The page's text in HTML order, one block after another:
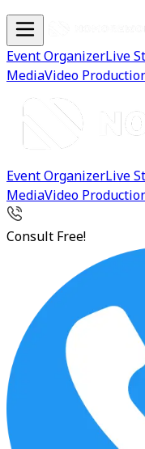
Event OrganizerLive
MediaVideo
Event OrganizerLive
MediaVideo
Consult Free!